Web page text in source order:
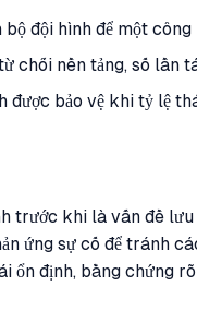
đội hình để một
chối nền tảng, số lần
bảo vệ khi tỷ lệ
trước khi là vấn đề lưu
ứng sự cố để tránh
định, bằng chứng